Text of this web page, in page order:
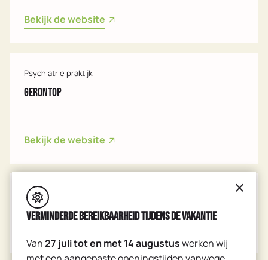
Bekijk de website
Psychiatrie praktijk
Gerontop
Bekijk de website
Medisch diagnostisch centrum
Amstelland
Verminderde bereikbaarheid tijdens de vakantie
Van27 juli tot en met 14 augustuswerken wij